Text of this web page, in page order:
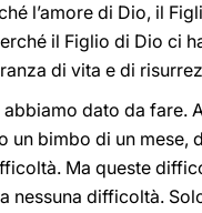
l’amore di Dio, il
il Figlio di Dio ci
di vita e di
dato da fare.
bimbo di un mese,
Ma queste
difficoltà.